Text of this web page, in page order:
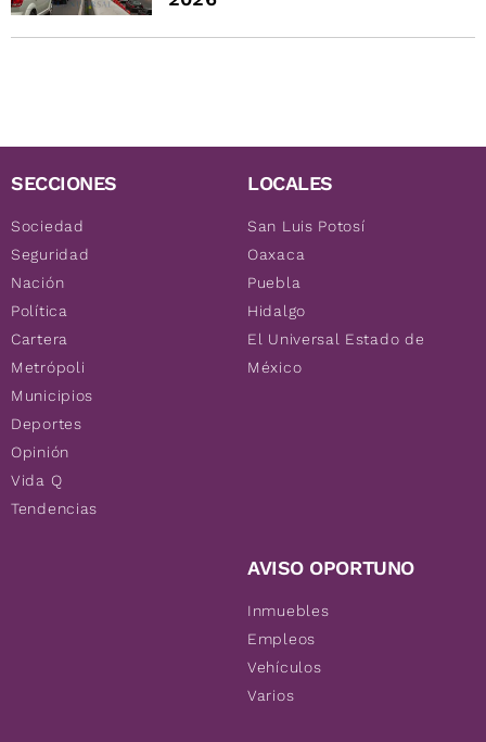
SECCIONES
Sociedad
Seguridad
Nación
Política
Cartera
Metrópoli
Municipios
Deportes
Opinión
Vida Q
Tendencias
LOCALES
San Luis Potosí
Oaxaca
Puebla
Hidalgo
El Universal Estado de
México
AVISO OPORTUNO
Inmuebles
Empleos
Vehículos
Varios